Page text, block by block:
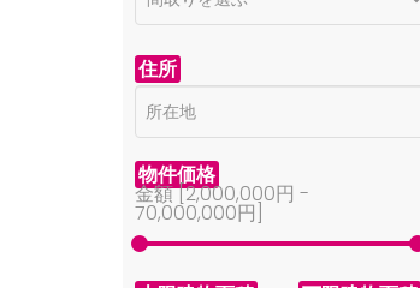
住所
物件価格
金額 [2,000,000円 -
70,000,000円